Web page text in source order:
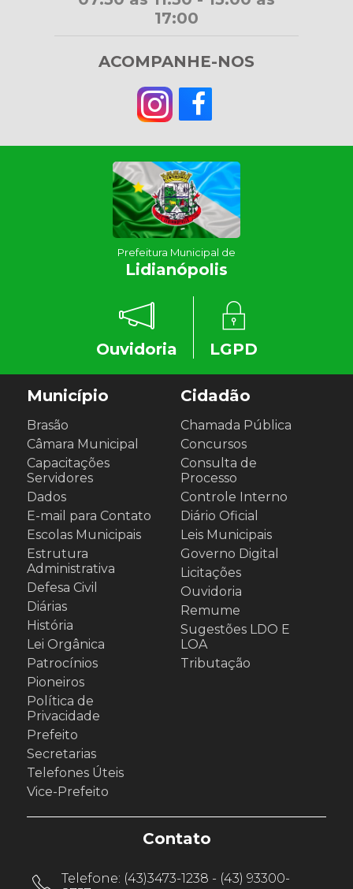
17:00
ACOMPANHE-NOS
Prefeitura Municipal de
Lidianópolis
Ouvidoria LGPD
Município
Brasão
Câmara Municipal
Capacitações
Servidores
Dados
E-mail para Contato
Escolas Municipais
Estrutura
Administrativa
Defesa Civil
Diárias
História
Lei Orgânica
Patrocínios
Pioneiros
Política de
Privacidade
Prefeito
Secretarias
Telefones Úteis
Vice-Prefeito
Cidadão
Chamada Pública
Concursos
Consulta de
Processo
Controle Interno
Diário Oficial
Leis Municipais
Governo Digital
Licitações
Ouvidoria
Remume
Sugestões LDO E
LOA
Tributação
Contato
Telefone: (43)3473-1238 - (43) 93300-